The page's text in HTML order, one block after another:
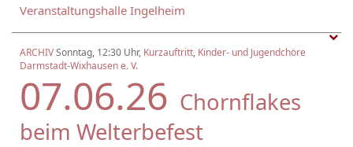
Veranstaltungshalle Ingelheim
ARCHIVSonntag, 12:30 Uhr, Kurzauftritt, Kinder- und Jugendchöre
Darmstadt-Wixhausen e. V.
07.06.26 Chornflakes
beim Welterbefest